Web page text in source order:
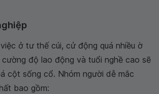
ở tư thế cúi, cử động quá nhiều ờ
độ lao động và tuổi nghề cao sẽ
cột sống cổ. Nhóm người dễ mắc
bao gồm: